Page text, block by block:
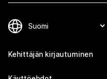
Kehittäjän kirjautuminen